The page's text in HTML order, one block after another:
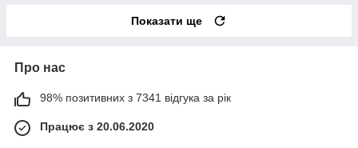
Показати ще
Про нас
98% позитивних з 7341 відгука за рік
Працює з 20.06.2020